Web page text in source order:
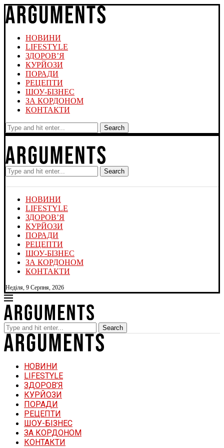
НОВИНИ
LIFESTYLE
ЗДОРОВ’Я
КУРЙОЗИ
ПОРАДИ
РЕЦЕПТИ
ШОУ-БІЗНЕС
ЗА КОРДОНОМ
КОНТАКТИ
Search
Search
НОВИНИ
LIFESTYLE
ЗДОРОВ’Я
КУРЙОЗИ
ПОРАДИ
РЕЦЕПТИ
ШОУ-БІЗНЕС
ЗА КОРДОНОМ
КОНТАКТИ
Неділя, 9 Серпня, 2026
Search
НОВИНИ
LIFESTYLE
ЗДОРОВ’Я
КУРЙОЗИ
ПОРАДИ
РЕЦЕПТИ
ШОУ-БІЗНЕС
ЗА КОРДОНОМ
КОНТАКТИ